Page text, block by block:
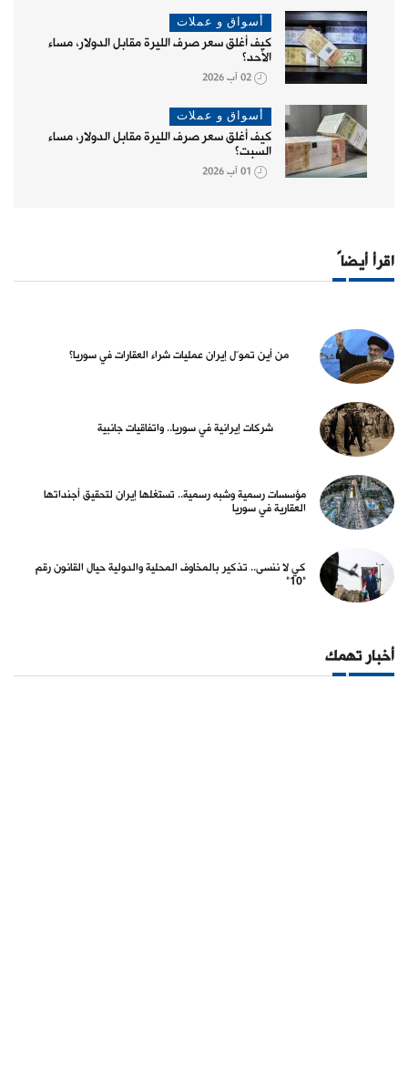
أسواق و عملات
كيف أغلق سعر صرف الليرة مقابل الدولار، مساء
الأحد؟
02 آب 2026
أسواق و عملات
كيف أغلق سعر صرف الليرة مقابل الدولار، مساء
السبت؟
01 آب 2026
اقرأ أيضاً
من أين تموّل إيران عمليات شراء العقارات في سوريا؟
شركات إيرانية في سوريا.. واتفاقيات جانبية
مؤسسات رسمية وشبه رسمية.. تستغلها إيران لتحقيق أجنداتها
العقارية في سوريا
كي لا ننسى.. تذكير بالمخاوف المحلية والدولية حيال القانون رقم
"10"
أخبار تهمك